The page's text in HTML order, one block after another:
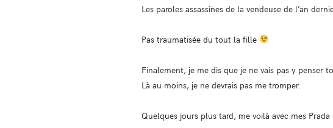
Les paroles assassines de la vendeuse de l’an
Pas traumatisée du tout la fille
Finalement, je me dis que je ne vais pas y penser
Là au moins, je ne devrais pas me tromper.
Quelques jours plus tard, me voilà avec mes